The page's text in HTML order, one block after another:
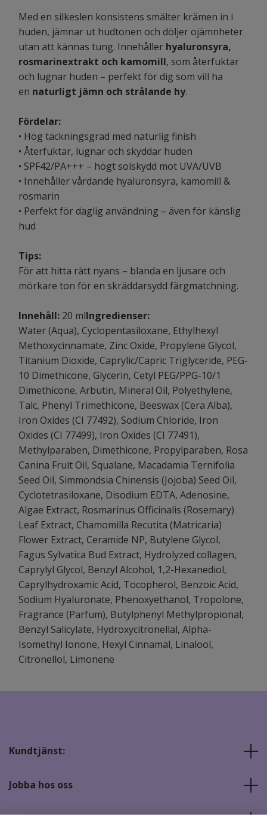
Med en silkeslen konsistens smälter krämen in i
huden, jämnar ut hudtonen och döljer ojämnheter
utan att kännas tung. Innehåller hyaluronsyra,
rosmarinextrakt och kamomill, som återfuktar
och lugnar huden – perfekt för dig som vill ha
en naturligt jämn och strålande hy.
Fördelar:
• Hög täckningsgrad med naturlig finish
• Återfuktar, lugnar och skyddar huden
• SPF42/PA+++ – högt solskydd mot UVA/UVB
• Innehåller vårdande hyaluronsyra, kamomill &
rosmarin
• Perfekt för daglig användning – även för känslig
hud
Tips:
För att hitta rätt nyans – blanda en ljusare och
mörkare ton för en skräddarsydd färgmatchning.
Innehåll: 20 mlIngredienser:
Water (Aqua), Cyclopentasiloxane, Ethylhexyl
Methoxycinnamate, Zinc Oxide, Propylene Glycol,
Titanium Dioxide, Caprylic/Capric Triglyceride, PEG-
10 Dimethicone, Glycerin, Cetyl PEG/PPG-10/1
Dimethicone, Arbutin, Mineral Oil, Polyethylene,
Talc, Phenyl Trimethicone, Beeswax (Cera Alba),
Iron Oxides (CI 77492), Sodium Chloride, Iron
Oxides (CI 77499), Iron Oxides (CI 77491),
Methylparaben, Dimethicone, Propylparaben, Rosa
Canina Fruit Oil, Squalane, Macadamia Ternifolia
Seed Oil, Simmondsia Chinensis (Jojoba) Seed Oil,
Cyclotetrasiloxane, Disodium EDTA, Adenosine,
Algae Extract, Rosmarinus Officinalis (Rosemary)
Leaf Extract, Chamomilla Recutita (Matricaria)
Flower Extract, Ceramide NP, Butylene Glycol,
Fagus Sylvatica Bud Extract, Hydrolyzed collagen,
Caprylyl Glycol, Benzyl Alcohol, 1,2-Hexanediol,
Caprylhydroxamic Acid, Tocopherol, Benzoic Acid,
Sodium Hyaluronate, Phenoxyethanol, Tropolone,
Fragrance (Parfum), Butylphenyl Methylpropional,
Benzyl Salicylate, Hydroxycitronellal, Alpha-
Isomethyl Ionone, Hexyl Cinnamal, Linalool,
Citronellol, Limonene
Kundtjänst:
Jobba hos oss
Sociala medier